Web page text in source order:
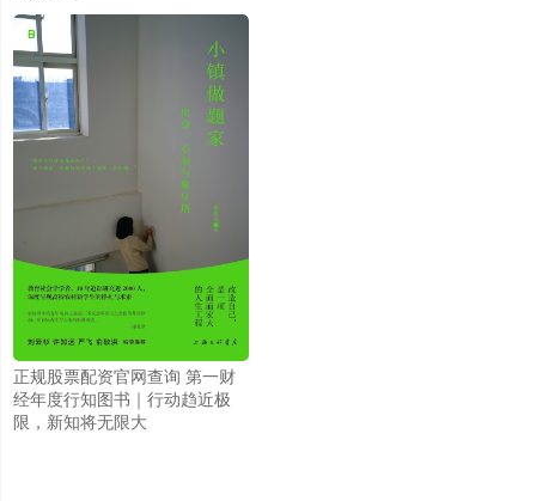
正规股票配资官网查询 第一财
经年度行知图书｜行动趋近极
限，新知将无限大